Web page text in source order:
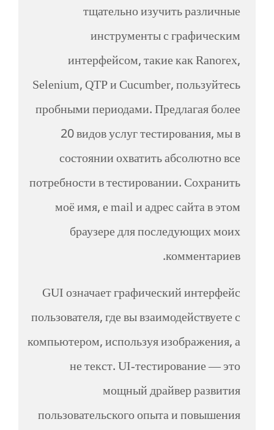
тщательно изучить различные
инструменты с графическим
интерфейсом, такие как Ranorex,
Selenium, QTP и Cucumber, пользуйтесь
пробными периодами. Предлагая более
20 видов услуг тестирования, мы в
состоянии охватить абсолютно все
потребности в тестировании. Сохранить
моё имя, e mail и адрес сайта в этом
браузере для последующих моих
комментариев.
GUI означает графический интерфейс
пользователя, где вы взаимодействуете с
компьютером, используя изображения, а
не текст. UI-тестирование — это
мощный драйвер развития
пользовательского опыта и повышения